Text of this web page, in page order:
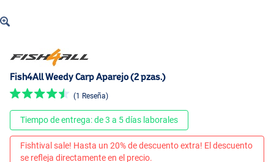
Fish4All Weedy Carp Aparejo (2 pzas.)
(1 Reseña)
Tiempo de entrega: de 3 a 5 días laborales
Fishtival sale! Hasta un 20% de descuento extra! El descuento
se refleja directamente en el precio.